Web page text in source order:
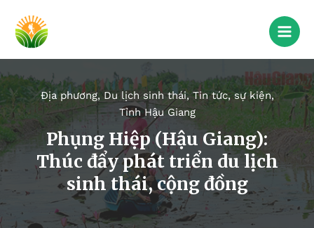
Địa phương,Du lịch sinh thái,Tin tức, sự kiện,
Tỉnh Hậu Giang
Phụng Hiệp (Hậu Giang):
Thúc đẩy phát triển du lịch
sinh thái, cộng đồng